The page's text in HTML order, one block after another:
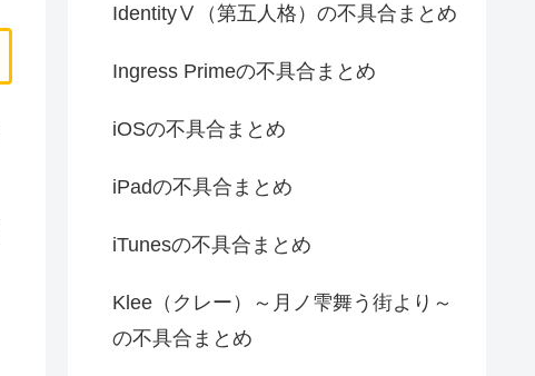
IdentityⅤ（第五人格）の不具合まとめ
Ingress Primeの不具合まとめ
iOSの不具合まとめ
iPadの不具合まとめ
iTunesの不具合まとめ
Klee（クレー）～月ノ雫舞う街より～
の不具合まとめ